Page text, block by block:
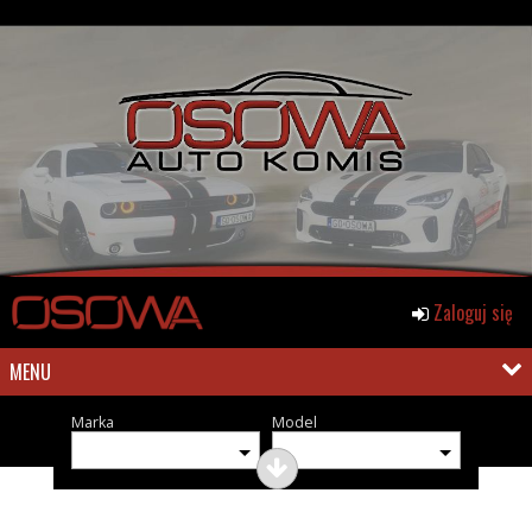
Zaloguj się
MENU
Marka Model